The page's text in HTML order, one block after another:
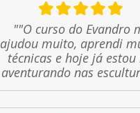
""O curso do Evandro
ajudou muito, aprendi
técnicas e hoje já estou
aventurando nas